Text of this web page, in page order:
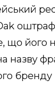
що його
назву
бренду